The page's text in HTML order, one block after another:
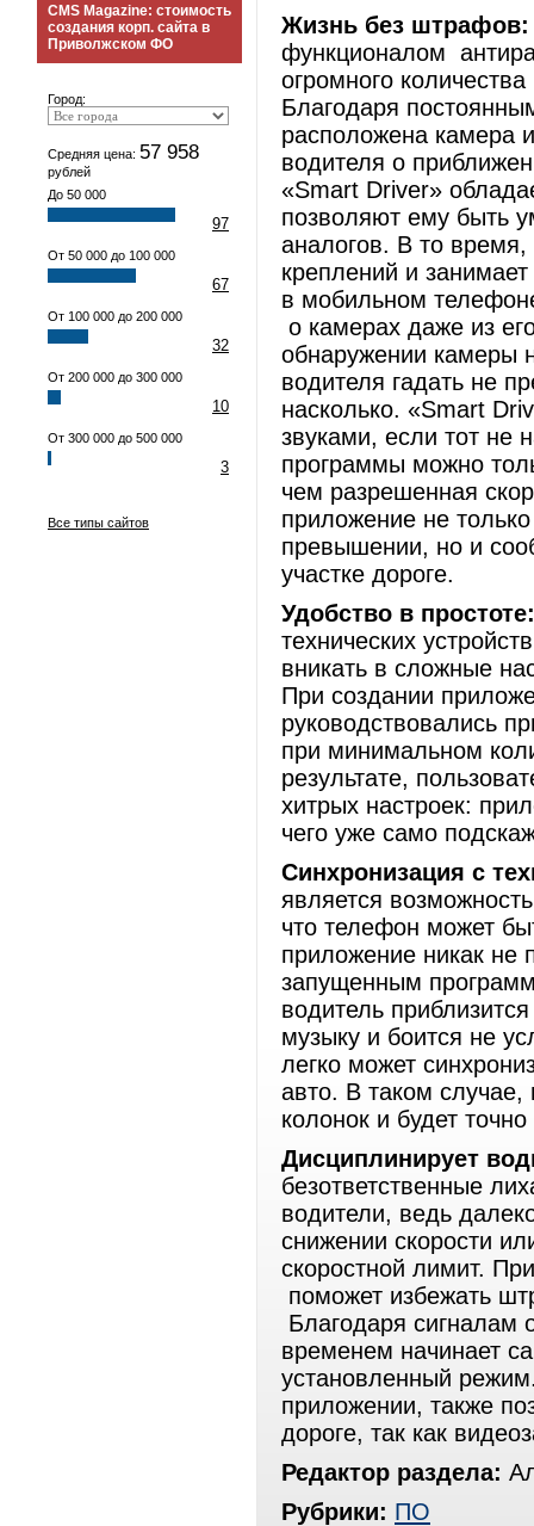
CMS Magazine: стоимость
создания корп. сайта в
Приволжском ФО
Город:
Средняя цена: 57 958
рублей
До 50 000
97
От 50 000 до 100 000
67
От 100 000 до 200 000
32
От 200 000 до 300 000
10
От 300 000 до 500 000
3
Все типы сайтов
Жизнь без штрафов:
функционалом
огромного
Благодаря
расположена камера
водителя о
«Smart Driver»
позволяют ему быть
аналогов. В то
креплений и
в мобильном
о камерах даже из
обнаружении камеры
водителя гадать не
насколько. «Smart
звуками, если тот не
программы можно
чем разрешенная
приложение не
превышении, но и
участке дороге.
Удобство в простоте:
технических
вникать в сложные
При создании
руководствовались
при минимальном
результате,
хитрых настроек:
чего уже само
Синхронизация с
является
что телефон может
приложение никак не
запущенным
водитель
музыку и боится не
легко может
авто. В таком случае,
колонок и будет
Дисциплинирует
безответственные
водители, ведь
снижении скорости
скоростной лимит.
поможет избежать
Благодаря сигналам
временем начинает
установленный
приложении, также
дороге, так как
Редактор раздела:
Рубрики: ПО